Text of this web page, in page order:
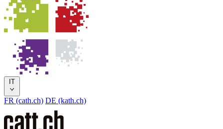
IT
FR (cath.ch) DE (kath.ch)